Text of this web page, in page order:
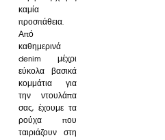
καμία
προσπάθεια.
Από
καθημερινά
denim μέχρι
εύκολα βασικά
κομμάτια για
την ντουλάπα
σας, έχουμε τα
ρούχα που
ταιριάζουν στη